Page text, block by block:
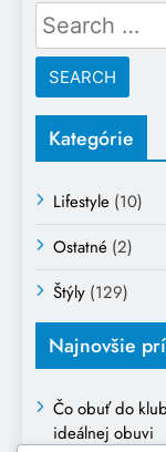
Search
for:
Kategórie
Lifestyle (10)
Ostatné (2)
Štýly (129)
Najnovšie
Čo obuť do
ideálnej obuvi